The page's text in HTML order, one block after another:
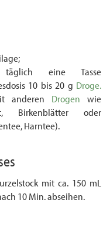
eine Tasse
10 bis 20 g Droge.
anderen Drogen wie
Birkenblätter oder
Harntee).
mit ca. 150 mL
10 Min. abseihen.